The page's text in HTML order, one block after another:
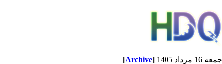
مرداد 1405 [Archive]